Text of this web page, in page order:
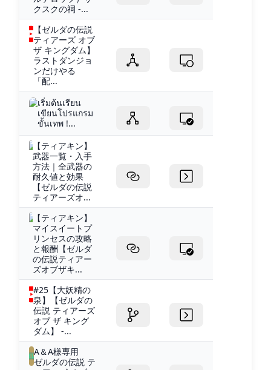
クスクの祠 -...
【ゼルダの伝説
ティアーズ オブ
ザ キングダム】
ラストダンジョ
ンだけやる
「配...
เริ่มต้นเรียน
เขียนโปรแกรม
ขั้นเทพ !...
【ティアキン】
武器一覧・入手
方法｜全武器の
耐久値と効果
【ゼルダの伝説
ティアーズオ...
【ティアキン】
マイスイートプ
リンセスの攻略
と報酬【ゼルダ
の伝説ティアー
ズオブザキ...
#25【大妖精の
泉】【ゼルダの
伝説 ティアーズ
オブ ザ キング
ダム】 -...
A＆A様専用
ゼルダの伝説 テ